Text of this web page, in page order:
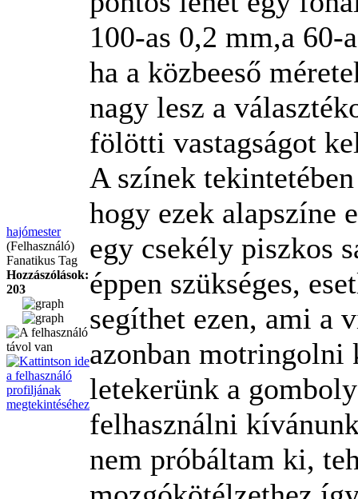
hajómester
(Felhasználó)
Fanatikus Tag
Hozzászólások:
203
100-as 0,2 mm,a 60-
ha a közbeeső
nagy lesz a
fölötti vastagságot
A színek
hogy ezek alapszíne
egy csekély piszkos
éppen szükséges,
segíthet ezen, ami a
azonban
letekerünk a
felhasználni
nem próbáltam ki,